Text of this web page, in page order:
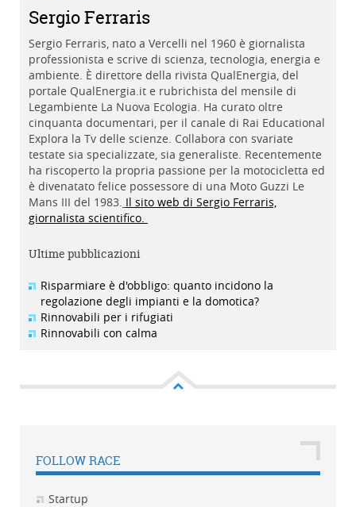
Sergio Ferraris
Sergio Ferraris, nato a Vercelli nel 1960 è giornalista
professionista e scrive di scienza, tecnologia, energia e
ambiente. È direttore della rivista QualEnergia, del
portale QualEnergia.it e rubrichista del mensile di
Legambiente La Nuova Ecologia. Ha curato oltre
cinquanta documentari, per il canale di Rai Educational
Explora la Tv delle scienze. Collabora con svariate
testate sia specializzate, sia generaliste. Recentemente
ha riscoperto la propria passione per la motocicletta ed
è divenatato felice possessore di una Moto Guzzi Le
Mans III del 1983. Il sito web di Sergio Ferraris,
giornalista scientifico.
Ultime pubblicazioni
Risparmiare è d'obbligo: quanto incidono la
regolazione degli impianti e la domotica?
Rinnovabili per i rifugiati
Rinnovabili con calma
FOLLOW RACE
Startup